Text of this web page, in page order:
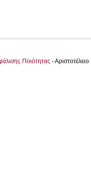
Ποιότητας -